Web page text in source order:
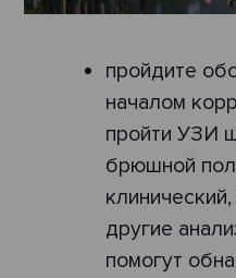
пройдите
началом
пройти УЗИ
брюшной
другие
помогут